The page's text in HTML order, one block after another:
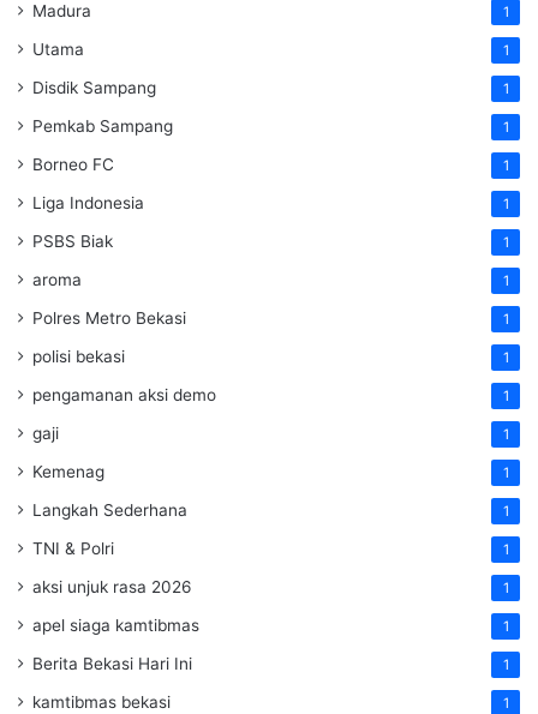
Madura 1
Utama 1
Disdik Sampang 1
Pemkab Sampang 1
Borneo FC 1
Liga Indonesia 1
PSBS Biak 1
aroma 1
Polres Metro Bekasi 1
polisi bekasi 1
pengamanan aksi demo 1
gaji 1
Kemenag 1
Langkah Sederhana 1
TNI & Polri 1
aksi unjuk rasa 2026 1
apel siaga kamtibmas 1
Berita Bekasi Hari Ini 1
kamtibmas bekasi 1